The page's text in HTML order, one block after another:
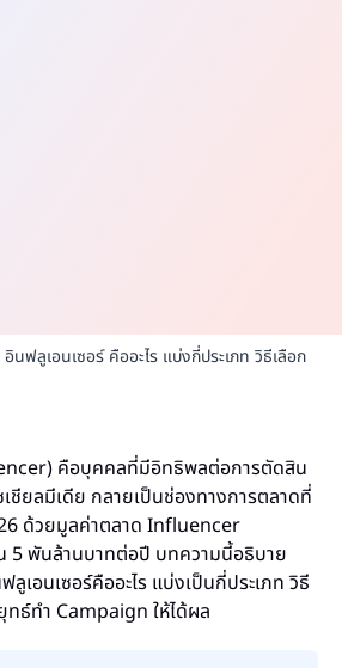
อินฟลูเอนเซอร์ คืออะไร แบ่งกี่ประเภท วิธีเลือก
คือบุคคลที่มีอิทธิพลต่อการตัดสิน
ชียลมีเดีย กลายเป็นช่องทางการตลาดที่
ด้วยมูลค่าตลาด Influencer
5 พันล้านบาทต่อปี บทความนี้อธิบาย
เอนเซอร์คืออะไร แบ่งเป็นกี่ประเภท วิธี
ทธ์ทำ Campaign ให้ได้ผล